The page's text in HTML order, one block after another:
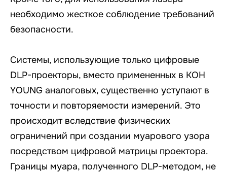
необходимо жесткое соблюдение требований
безопасности.
Системы, использующие только цифровые
DLP-проекторы, вместо примененных в KOH
YOUNG аналоговых, существенно уступают в
точности и повторяемости измерений. Это
происходит вследствие физических
ограничений при создании муарового узора
посредством цифровой матрицы проектора.
Границы муара, полученного DLP-методом, не